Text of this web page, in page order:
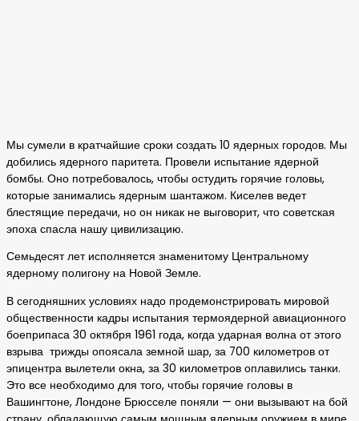
Мы сумели в кратчайшие сроки создать 10 ядерных городов. Мы
добились ядерного паритета. Провели испытание ядерной
бомбы. Оно потребовалось, чтобы остудить горячие головы,
которые занимались ядерным шантажом. Киселев ведет
блестящие передачи, но он никак не выговорит, что советская
эпоха спасла нашу цивилизацию.
Семьдесят лет исполняется знаменитому Центральному
ядерному полигону на Новой Земле.
В сегодняшних условиях надо продемонстрировать мировой
общественности кадры испытания термоядерной авиационного
боеприпаса 30 октября 1961 года, когда ударная волна от этого
взрыва трижды опоясала земной шар, за 700 километров от
эпицентра вылетели окна, за 30 километров оплавились танки.
Это все необходимо для того, чтобы горячие головы в
Вашингтоне, Лондоне Брюсселе поняли — они вызывают на бой